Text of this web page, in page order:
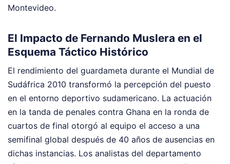
Montevideo.
El Impacto de Fernando Muslera en el
Esquema Táctico Histórico
El rendimiento del guardameta durante el Mundial de
Sudáfrica 2010 transformó la percepción del puesto
en el entorno deportivo sudamericano. La actuación
en la tanda de penales contra Ghana en la ronda de
cuartos de final otorgó al equipo el acceso a una
semifinal global después de 40 años de ausencias en
dichas instancias. Los analistas del departamento